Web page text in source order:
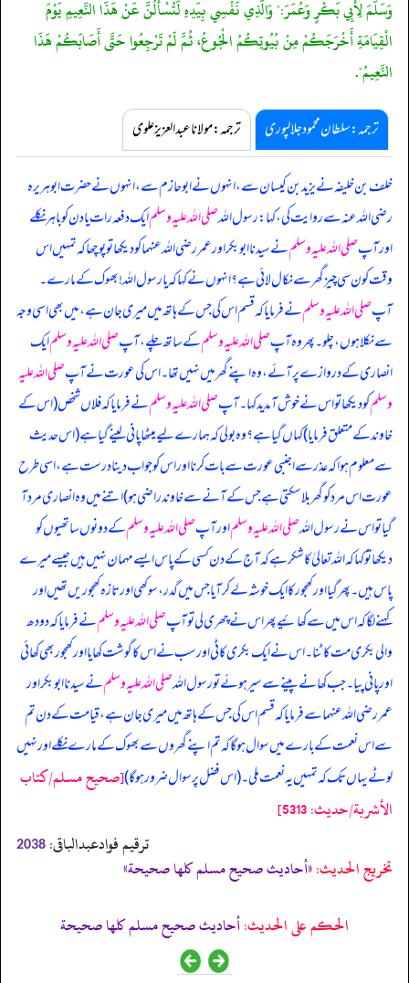
وَسَلَّمَ لِأَبِي بَكْرٍ وَعُمَرَ:" وَالَّذِي نَفْسِي بِيَدِهِ لَتُسْأَلُنَّ عَنْ هَذَا النَّعِيمِ يَوْمَ
الْقِيَامَةِ أَخْرَجَكُمْ مِنْ بُيُوتِكُمُ الْجُوعُ، ثُمَّ لَمْ تَرْجِعُوا حَتَّى أَصَابَكُمْ هَذَا
النَّعِيمُ".
ترجمہ:سلطان محمود جلالپوری ترجمہ:مولانا عبدالعزیز علوی
خلف بن خلیفہ نے یزید بن کیسان سے، انہوں نے ابوحازم سے، انہوں نے حضرت ابوہریرہ
رضی اللہ عنہ سے روایت کی، کہا: رسول اللہصلی اللہ علیہ وسلمایک دفعہ رات یا دن کو باہر نکلے
اور آپصلی اللہ علیہ وسلمنے سیدنا ابوبکر اور عمر رضی اللہ عنہما کو دیکھا تو پوچھا کہ تمہیں اس
وقت کون سی چیز گھر سے نکال لائی ہے؟ انہوں نے کہا کہ یا رسول اللہ! بھوک کے مارے۔
آپصلی اللہ علیہ وسلمنے فرمایا کہ قسم اس کی جس کے ہاتھ میں میری جان ہے، میں بھی اسی وجہ
سے نکلا ہوں، چلو۔ پھر وہ آپصلی اللہ علیہ وسلمکے ساتھ چلے، آپصلی اللہ علیہ وسلمایک
انصاری کے دروازے پر آئے، وہ اپنے گھر میں نہیں تھا۔ اس کی عورت نے آپصلی اللہ علیہ
وسلمکو دیکھا تو اس نے خوش آمدید کہا۔ آپصلی اللہ علیہ وسلمنے فرمایا کہ فلاں شخص (اس کے
خاوند کے متعلق فرمایا) کہاں گیا ہے؟ وہ بولی کہ ہمارے لیے میٹھا پانی لینے گیا ہے (اس حدیث
سے معلوم ہوا کہ عذر سے اجنبی عورت سے بات کرنا اور اس کو جواب دینا درست ہے، اسی طرح
عورت اس مرد کو گھر بلا سکتی ہے جس کے آنے سے خاوند راضی ہو) اتنے میں وہ انصاری مرد آ
گیا تو اس نے رسول اللہصلی اللہ علیہ وسلماور آپصلی اللہ علیہ وسلمکے دونوں ساتھیوں کو
دیکھا تو کہا کہ اللہ تعالیٰ کا شکر ہے کہ آج کے دن کسی کے پاس ایسے مہمان نہیں ہیں جیسے میرے
پاس ہیں۔ پھر گیا اور کھجور کا ایک خوشہ لے کر آیا جس میں گدر، سوکھی اور تازہ کھجوریں تھیں اور
کہنے لگا کہ اس میں سے کھائیے پھر اس نے چھری لی تو آپصلی اللہ علیہ وسلمنے فرمایا کہ دودھ
والی بکری مت کاٹنا۔ اس نے ایک بکری کاٹی اور سب نے اس کا گوشت کھایا اور کھجور بھی کھائی
اور پانی پیا۔ جب کھانے پینے سے سیر ہوئے تو رسول اللہصلی اللہ علیہ وسلمنے سیدنا ابوبکر اور
عمر رضی اللہ عنہما سے فرمایا کہ قسم اس کی جس کے ہاتھ میں میری جان ہے، قیامت کے دن تم
سے اس نعمت کے بارے میں سوال ہو گا کہ تم اپنے گھروں سے بھوک کے مارے نکلے اور نہیں
لوٹے یہاں تک کہ تمہیں یہ نعمت ملی۔ (اس فضل پر سوال ضرور ہو گا)[صحيح مسلم/كتاب
الأشربة/حدیث: 5313]
ترقیم فوادعبدالباقی: 2038
تخریج الحدیث:«أحاديث صحيح مسلم كلها صحيحة»
الحكم على الحديث:أحاديث صحيح مسلم كلها صحيحة